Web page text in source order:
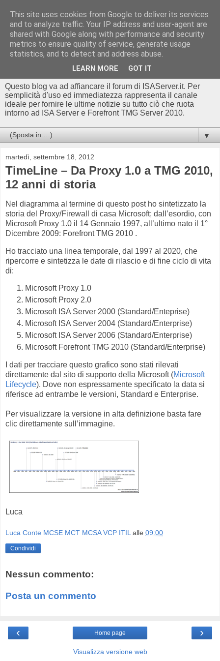
Blog di
ISAserver.it/TMGserver.c
om - Luca Conte
Questo blog va ad affiancare il forum di ISAServer.it. Per
semplicità d'uso ed immediatezza rappresenta il canale
ideale per fornire le ultime notizie su tutto ciò che ruota
intorno ad ISA Server e Forefront TMG Server 2010.
▼
martedì, settembre 18, 2012
TimeLine – Da Proxy 1.0 a TMG 2010,
12 anni di storia
Nel diagramma al termine di questo post ho sintetizzato la
storia del Proxy/Firewall di casa Microsoft; dall’esordio, con
Microsoft Proxy 1.0 il 14 Gennaio 1997, all’ultimo nato il 1°
Dicembre 2009: Forefront TMG 2010 .
Ho tracciato una linea temporale, dal 1997 al 2020, che
ripercorre e sintetizza le date di rilascio e di fine ciclo di vita
di:
Microsoft Proxy 1.0
Microsoft Proxy 2.0
Microsoft ISA Server 2000 (Standard/Enteprise)
Microsoft ISA Server 2004 (Standard/Enterprise)
Microsoft ISA Server 2006 (Standard/Enterprise)
Microsoft Forefront TMG 2010 (Standard/Enterprise)
I dati per tracciare questo grafico sono stati rilevati
direttamente dal sito di supporto della Microsoft (Microsoft
Lifecycle). Dove non espressamente specificato la data si
riferisce ad entrambe le versioni, Standard e Enterprise.
Per visualizzare la versione in alta definizione basta fare
clic direttamente sull’immagine.
Luca
Luca Conte MCSE MCT MCSA VCP ITIL alle 09:00
Condividi
Nessun commento:
Posta un commento
‹ ›
Home page
Visualizza versione web
This site uses cookies from Google to deliver its services
and to analyze traffic. Your IP address and user-agent are
shared with Google along with performance and security
metrics to ensure quality of service, generate usage
statistics, and to detect and address abuse.
LEARN MORE GOT IT